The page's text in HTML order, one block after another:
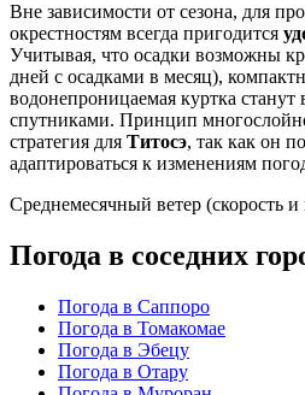
Вне зависимости от сезона, для
окрестностям всегда пригодится
Учитывая, что осадки возможны
дней с осадками в месяц),
водонепроницаемая куртка
спутниками. Принцип
стратегия для Титосэ, так как он
адаптироваться к изменениям
Среднемесячный ветер (скорость
Погода в соседних
Погода в Саппоро
Погода в Томакомае
Погода в Эбецу
Погода в Отару